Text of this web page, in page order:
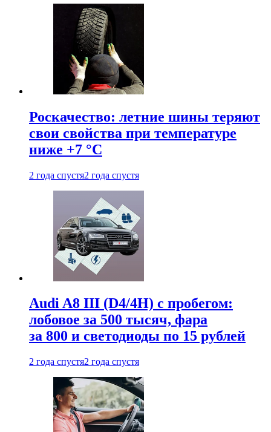
Роскачество: летние шины теряют
свои свойства при температуре
ниже +7 °C
2 года спустя2 года спустя
Audi A8 III (D4/4H) c пробегом:
лобовое за 500 тысяч, фара
за 800 и светодиоды по 15 рублей
2 года спустя2 года спустя